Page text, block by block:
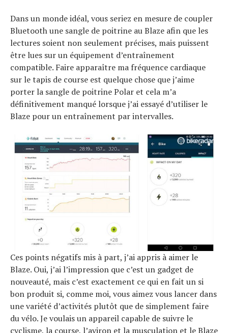
Dans un monde idéal, vous seriez en mesure de coupler
Bluetooth une sangle de poitrine au Blaze afin que les
lectures soient non seulement précises, mais puissent
être lues sur un équipement d’entraînement
compatible. Faire apparaître ma fréquence cardiaque
sur le tapis de course est quelque chose que j’aime
porter la sangle de poitrine Polar et cela m’a
définitivement manqué lorsque j’ai essayé d’utiliser le
Blaze pour un entraînement par intervalles.
Ces points négatifs mis à part, j’ai appris à aimer le
Blaze. Oui, j’ai l’impression que c’est un gadget de
nouveauté, mais c’est exactement ce qui en fait un si
bon produit si, comme moi, vous aimez vous lancer dans
une variété d’activités plutôt que de simplement faire
du vélo. Je voulais un appareil capable de suivre le
cyclisme, la course, l’aviron et la musculation et le Blaze